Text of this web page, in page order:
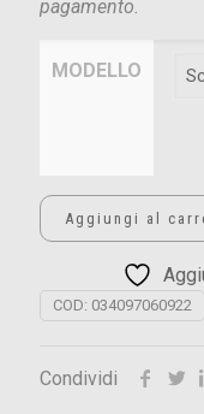
pagamento.
MODELLO
Aggiungi al
COD: 034097060922
Condividi